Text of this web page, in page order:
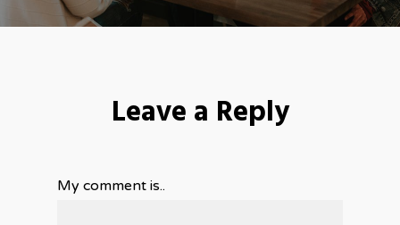
Leave a Reply
My comment is..